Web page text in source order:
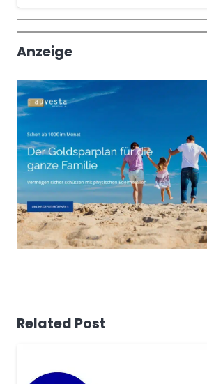
Wochenrückblick
Trendthemen
Anzeige
Related Post